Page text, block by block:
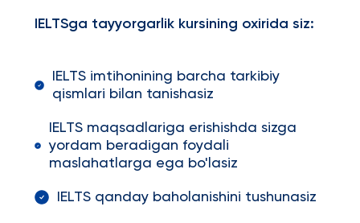
IELTSga tayyorgarlik kursining oxirida siz:
IELTS imtihonining barcha tarkibiy
qismlari bilan tanishasiz
IELTS maqsadlariga erishishda sizga
yordam beradigan foydali
maslahatlarga ega bo'lasiz
IELTS qanday baholanishini tushunasiz